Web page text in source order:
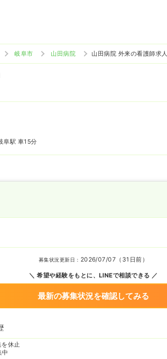
岐阜市 山田病院 山田病院 外来の看護師求人
阜駅 車15分
募集状況更新日： 2026/07/07（31日前）
希望や経験をもとに、LINEで相談できる
最新の募集状況を確認してみる
休止
中